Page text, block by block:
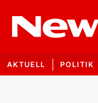
AKTUELL POLITIK